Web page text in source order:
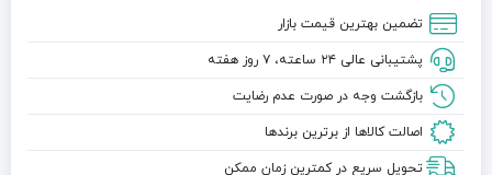
تضمین بهترین قیمت بازار
پشتیبانی عالی ۲۴ ساعته، ۷ روز هفته
بازگشت وجه در صورت عدم رضایت
اصالت کالاها از برترین برندها
تحویل سریع در کمترین زمان ممکن